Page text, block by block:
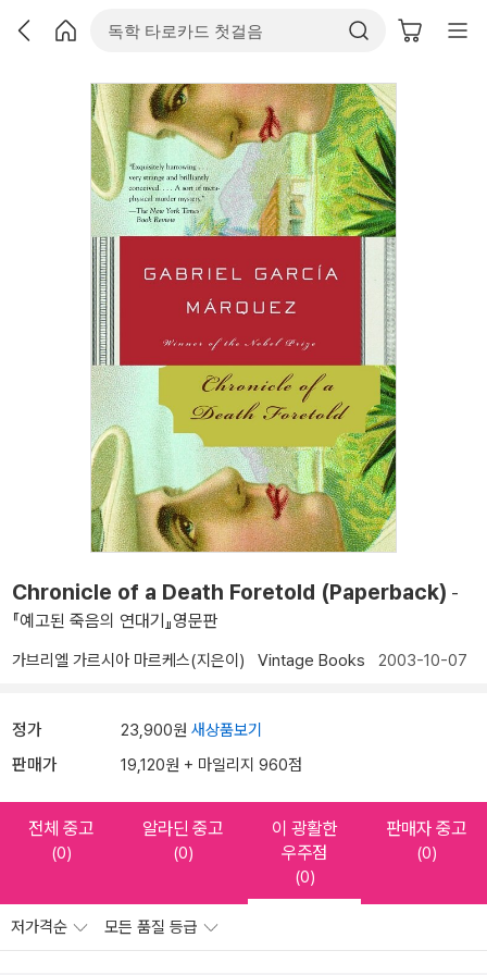
Chronicle of a Death Foretold (Paperback) -
『예고된 죽음의 연대기』영문판
가브리엘 가르시아 마르케스(지은이) Vintage Books 2003-10-07
정가 23,900원 새상품보기
판매가 19,120원 + 마일리지 960점
전체 중고
(0)
알라딘 중고
(0)
이 광활한
우주점
(0)
판매자 중고
(0)
저가격순 모든 품질 등급